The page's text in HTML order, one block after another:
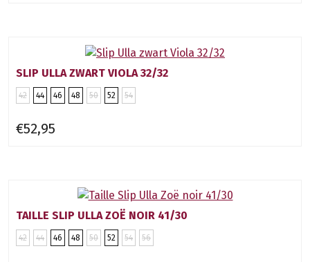
SLIP ULLA ZWART VIOLA 32/32
42 44 46 48 50 52 54
€52,95
TAILLE SLIP ULLA ZOË NOIR 41/30
42 44 46 48 50 52 54 56